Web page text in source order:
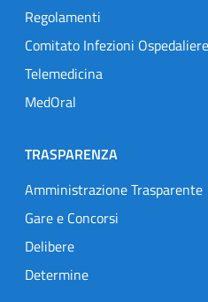
Regolamenti
Comitato Infezioni Ospedaliere
Telemedicina
MedOral
TRASPARENZA
Amministrazione Trasparente
Gare e Concorsi
Delibere
Determine